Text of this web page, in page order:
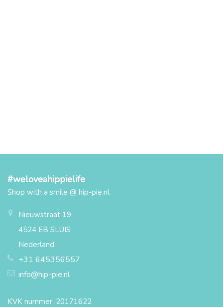
#weloveahippielife
Shop with a smile @ hip-pie.nl
Nieuwstraat 19
4524 EB SLUIS
Nederland
+31 645356557
info@hip-pie.nl
KVK nummer: 20171622